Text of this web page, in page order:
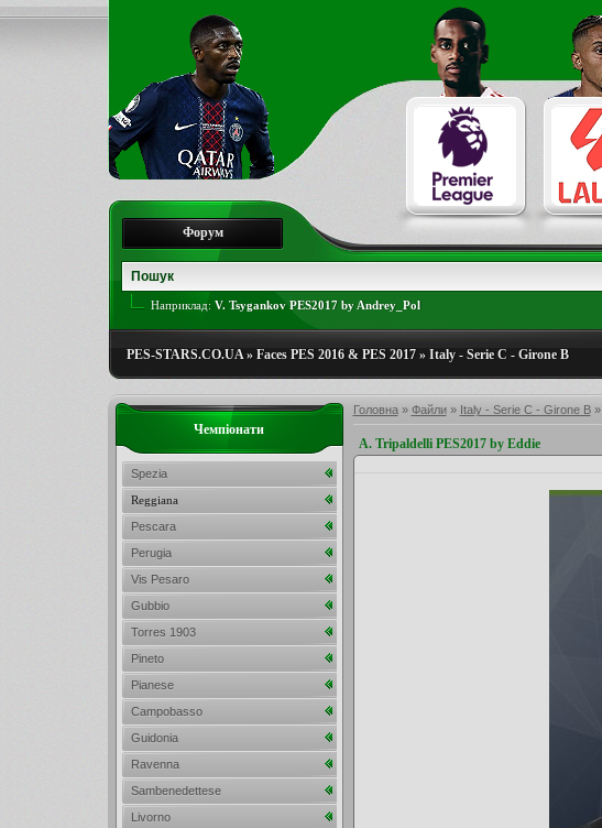
Форум
Наприклад: V. Tsygankov PES2017 by Andrey_Pol
PES-STARS.CO.UA» Faces PES 2016 & PES 2017» Italy - Serie C - Girone B
Головна» Файли» Italy - Serie C - Girone B»
A. Tripaldelli PES2017 by Eddie
Чемпіонати
Spezia
Reggiana
Pescara
Perugia
Vis Pesaro
Gubbio
Torres 1903
Pineto
Pianese
Campobasso
Guidonia
Ravenna
Sambenedettese
Livorno